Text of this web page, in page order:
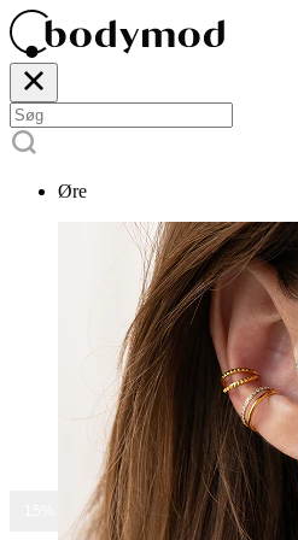
Øre
15% RABAT PÅ ALLE SMYKKER